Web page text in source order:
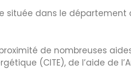
située dans le
de nombreuses
(CITE), de l’aide de